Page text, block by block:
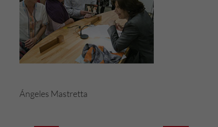
Ángeles Mastretta